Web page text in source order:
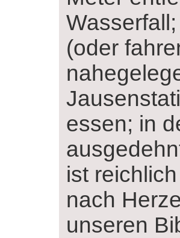
(oder
essen; in
ist
nach
unseren